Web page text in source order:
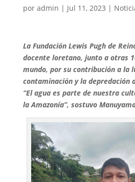
por admin | Jul 11, 2023 |
La Fundación Lewis Pugh de
docente loretano, junto a otras
mundo, por su contribución a la
contaminación y la depredación
“El agua es parte de nuestra
la Amazonía”, sostuvo